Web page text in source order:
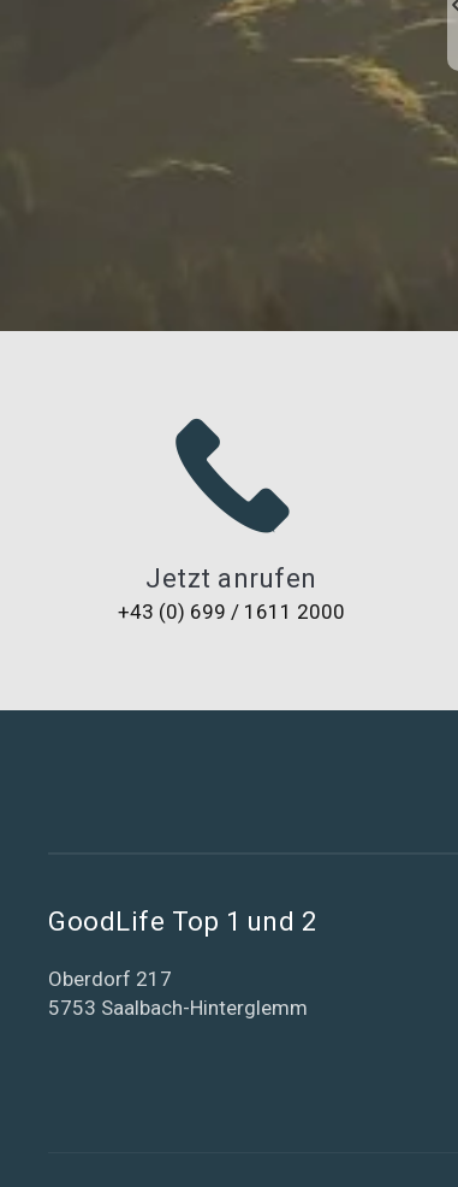
Jetzt anrufen
+43 (0) 699 / 1611 2000
GoodLife Top 1 und 2
Oberdorf 217
5753 Saalbach-Hinterglemm